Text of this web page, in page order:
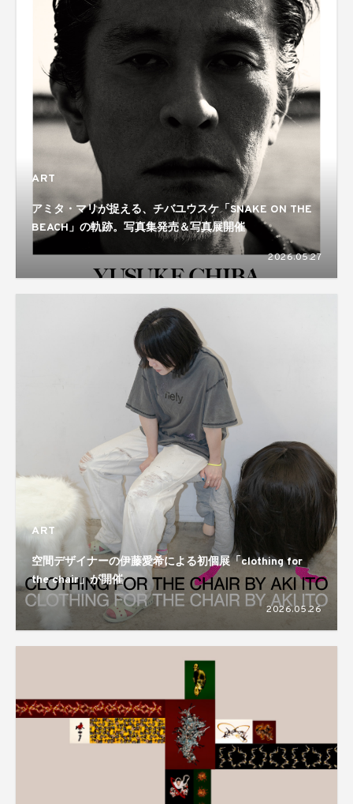
ART
アミタ・マリが捉える、チバユウスケ「SNAKE ON THE
BEACH」の軌跡。写真集発売＆写真展開催
2026.05.27
ART
空間デザイナーの伊藤愛希による初個展「clothing for
the chair」が開催
2026.05.26